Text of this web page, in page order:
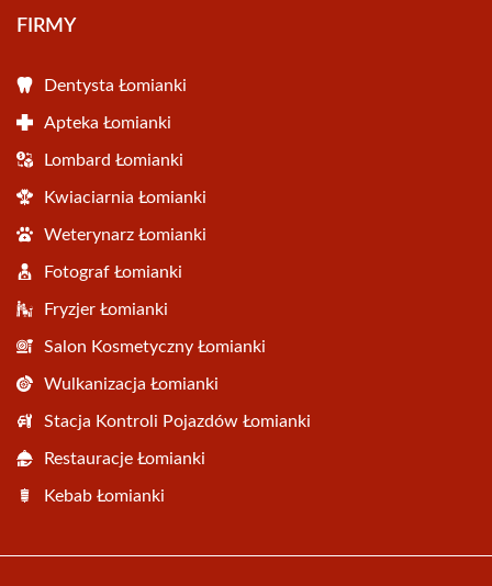
FIRMY
Dentysta Łomianki
Apteka Łomianki
Lombard Łomianki
Kwiaciarnia Łomianki
Weterynarz Łomianki
Fotograf Łomianki
Fryzjer Łomianki
Salon Kosmetyczny Łomianki
Wulkanizacja Łomianki
Stacja Kontroli Pojazdów Łomianki
Restauracje Łomianki
Kebab Łomianki